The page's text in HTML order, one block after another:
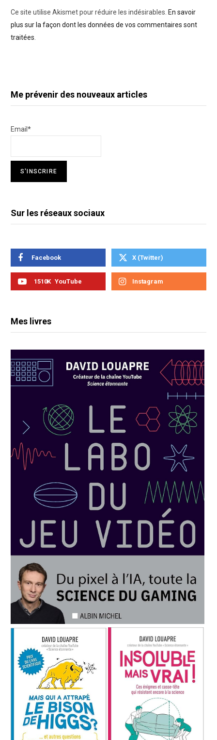
Ce site utilise Akismet pour réduire les indésirables. En savoir
plus sur la façon dont les données de vos commentaires sont
traitées
Me prévenir des nouveaux articles
Email*
Sur les réseaux sociaux
Facebook X (Twitter)
1510K YouTube Instagram
Mes livres